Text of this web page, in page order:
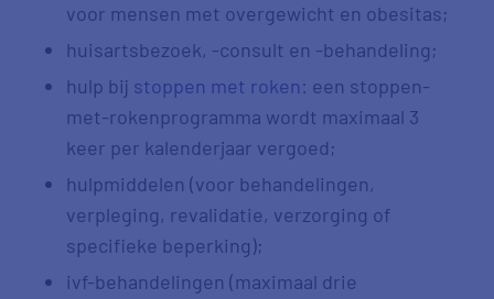
voor mensen met overgewicht en obesitas;
huisartsbezoek, -consult en -behandeling;
hulp bij stoppen met roken: een stoppen-
met-rokenprogramma wordt maximaal 3
keer per kalenderjaar vergoed;
hulpmiddelen (voor behandelingen,
verpleging, revalidatie, verzorging of
specifieke beperking);
ivf-behandelingen (maximaal drie